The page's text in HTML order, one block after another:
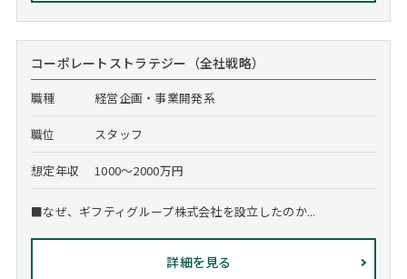
コーポレートストラテジー（全社戦略）
職種 経営企画・事業開発系
職位 スタッフ
想定年収 1000～2000万円
■なぜ、ギフティグループ株式会社を設立したのか...
詳細を見る